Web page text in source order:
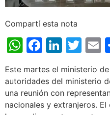
Compartí esta nota
WhatsApp
Este martes el ministerio
autoridades del ministerio
una reunión con
nacionales y extranjeros.